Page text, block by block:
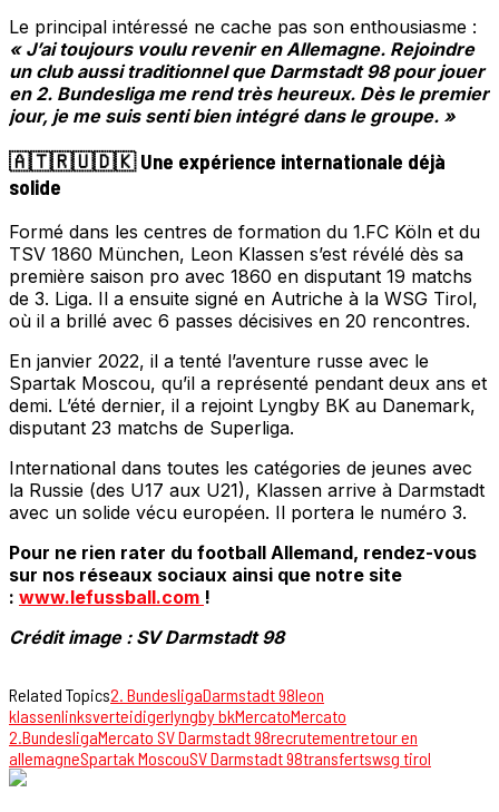
Le principal intéressé ne cache pas son enthousiasme :
« J’ai toujours voulu revenir en Allemagne. Rejoindre
un club aussi traditionnel que Darmstadt 98 pour jouer
en 2. Bundesliga me rend très heureux. Dès le premier
jour, je me suis senti bien intégré dans le groupe. »
🇦🇹🇷🇺🇩🇰 Une expérience internationale déjà
solide
Formé dans les centres de formation du 1.FC Köln et du
TSV 1860 München, Leon Klassen s’est révélé dès sa
première saison pro avec 1860 en disputant 19 matchs
de 3. Liga. Il a ensuite signé en Autriche à la WSG Tirol,
où il a brillé avec 6 passes décisives en 20 rencontres.
En janvier 2022, il a tenté l’aventure russe avec le
Spartak Moscou, qu’il a représenté pendant deux ans et
demi. L’été dernier, il a rejoint Lyngby BK au Danemark,
disputant 23 matchs de Superliga.
International dans toutes les catégories de jeunes avec
la Russie (des U17 aux U21), Klassen arrive à Darmstadt
avec un solide vécu européen. Il portera le numéro 3.
Pour ne rien rater du football Allemand, rendez-vous
sur nos réseaux sociaux ainsi que notre site
: www.lefussball.com !
Crédit image : SV Darmstadt 98
Related Topics2. BundesligaDarmstadt 98leon
klassenlinksverteidigerlyngby bkMercatoMercato
2.BundesligaMercato SV Darmstadt 98recrutementretour en
allemagneSpartak MoscouSV Darmstadt 98transfertswsg tirol